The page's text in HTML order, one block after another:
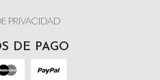
PRIVACIDAD
DE PAGO